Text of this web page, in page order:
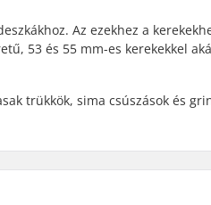
Az ezekhez a
53 és 55 mm-es kerekekkel
trükkök, sima csúszások és